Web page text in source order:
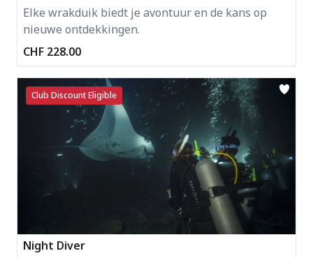
Elke wrakduik biedt je avontuur en de kans op
nieuwe ontdekkingen.
CHF 228.00
Club Discount Eligible
Night Diver